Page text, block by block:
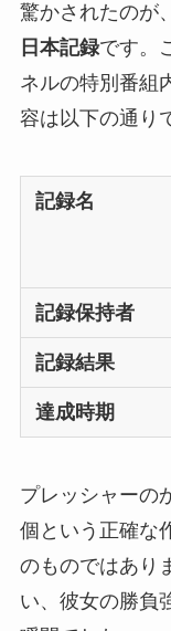
驚かされたのが
日本記録です。
ネルの特別番組
容は以下の通り
記録名
記録保持者
記録結果
達成時期
プレッシャーの
個という正確な
のものではあり
い、彼女の勝負